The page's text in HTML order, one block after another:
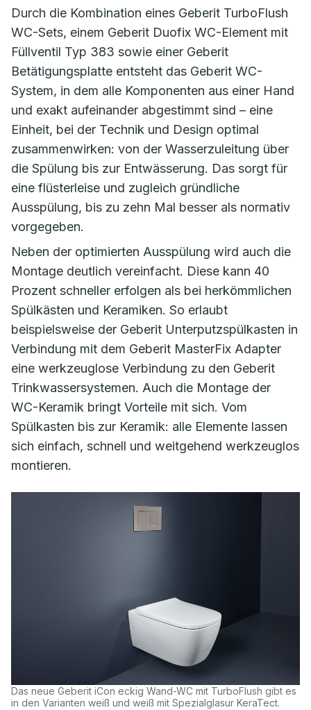
Durch die Kombination eines Geberit TurboFlush
WC-Sets, einem Geberit Duofix WC-Element mit
Füllventil Typ 383 sowie einer Geberit
Betätigungsplatte entsteht das Geberit WC-
System, in dem alle Komponenten aus einer Hand
und exakt aufeinander abgestimmt sind – eine
Einheit, bei der Technik und Design optimal
zusammenwirken: von der Wasserzuleitung über
die Spülung bis zur Entwässerung. Das sorgt für
eine flüsterleise und zugleich gründliche
Ausspülung, bis zu zehn Mal besser als normativ
vorgegeben.
Neben der optimierten Ausspülung wird auch die
Montage deutlich vereinfacht. Diese kann 40
Prozent schneller erfolgen als bei herkömmlichen
Spülkästen und Keramiken. So erlaubt
beispielsweise der Geberit Unterputzspülkasten in
Verbindung mit dem Geberit MasterFix Adapter
eine werkzeuglose Verbindung zu den Geberit
Trinkwassersystemen. Auch die Montage der
WC-Keramik bringt Vorteile mit sich. Vom
Spülkasten bis zur Keramik: alle Elemente lassen
sich einfach, schnell und weitgehend werkzeuglos
montieren.
Das neue Geberit iCon eckig Wand-WC mit TurboFlush gibt es
in den Varianten weiß und weiß mit Spezialglasur KeraTect.